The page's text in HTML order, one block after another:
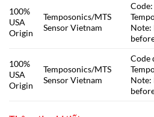
100%
USA
Origin
Temposonics/MTS
Sensor Vietnam
Note:
100%
USA
Origin
Temposonics/MTS
Sensor Vietnam
Code
Note: